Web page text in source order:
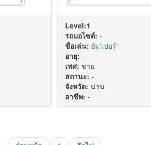
Level:1
รถมอไซต์: -
ชื่อเล่น: อัม'เปอร์'
อายุ: -
เพศ: ชาย
สถานะ: -
จังหวัด: น่าน
อาชีพ: -